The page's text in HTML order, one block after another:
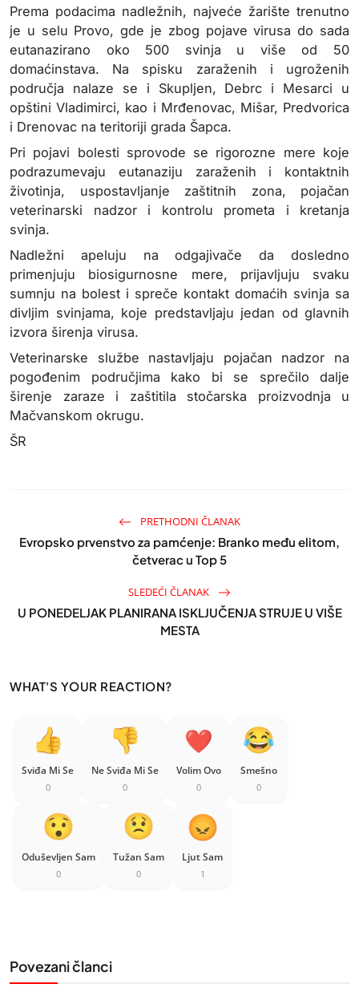
Prema podacima nadležnih, najveće žarište trenutno
je u selu Provo, gde je zbog pojave virusa do sada
eutanazirano oko 500 svinja u više od 50
domaćinstava. Na spisku zaraženih i ugroženih
područja nalaze se i Skupljen, Debrc i Mesarci u
opštini Vladimirci, kao i Mrđenovac, Mišar, Predvorica
i Drenovac na teritoriji grada Šapca.
Pri pojavi bolesti sprovode se rigorozne mere koje
podrazumevaju eutanaziju zaraženih i kontaktnih
životinja, uspostavljanje zaštitnih zona, pojačan
veterinarski nadzor i kontrolu prometa i kretanja
svinja.
Nadležni apeluju na odgajivače da dosledno
primenjuju biosigurnosne mere, prijavljuju svaku
sumnju na bolest i spreče kontakt domaćih svinja sa
divljim svinjama, koje predstavljaju jedan od glavnih
izvora širenja virusa.
Veterinarske službe nastavljaju pojačan nadzor na
pogođenim područjima kako bi se sprečilo dalje
širenje zaraze i zaštitila stočarska proizvodnja u
Mačvanskom okrugu.
ŠR
PRETHODNI ČLANAK
Evropsko prvenstvo za pamćenje: Branko među elitom,
četverac u Top 5
SLEDEĆI ČLANAK
U PONEDELJAK PLANIRANA ISKLJUČENJA STRUJE U VIŠE
MESTA
WHAT'S YOUR REACTION?
Sviđa Mi Se
0
Ne Sviđa Mi Se
0
Volim Ovo
0
Smešno
0
Oduševljen Sam
0
Tužan Sam
0
Ljut Sam
1
Povezani članci